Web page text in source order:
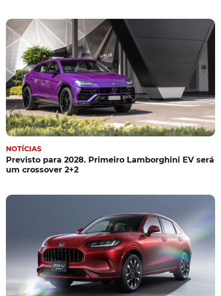
NOTÍCIAS
Previsto para 2028. Primeiro Lamborghini EV será
um crossover 2+2